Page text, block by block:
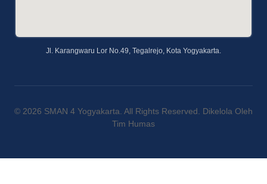
Jl. Karangwaru Lor No.49, Tegalrejo, Kota Yogyakarta.
© 2026 SMAN 4 Yogyakarta. All Rights Reserved. Dikelola Oleh
Tim Humas